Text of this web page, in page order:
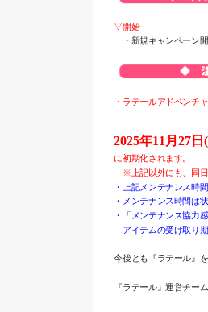
▽開始
・新規キャンペーン
・ラテールアドベンチ
2025年11月27日
に初期化されます。
※上記以外にも、同日
・上記メンテナンス時
・メンテナンス時間は
・「メンテナンス協力
アイテムの受け取り
今後とも『ラテール』
『ラテール』運営チーム